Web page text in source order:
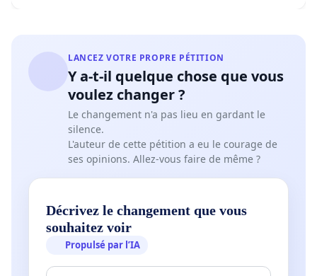
LANCEZ VOTRE PROPRE PÉTITION
Y a-t-il quelque chose que vous
voulez changer ?
Le changement n'a pas lieu en gardant le
silence.
L'auteur de cette pétition a eu le courage de
ses opinions. Allez-vous faire de même ?
Décrivez le changement que vous
souhaitez voir
Propulsé par l’IA